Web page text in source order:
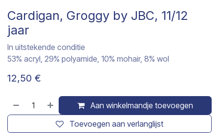
Cardigan, Groggy by JBC, 11/12
jaar
In uitstekende conditie
53% acryl, 29% polyamide, 10% mohair, 8% wol
12,50 €
Aan winkelmandje toevoegen
Toevoegen aan verlanglijst